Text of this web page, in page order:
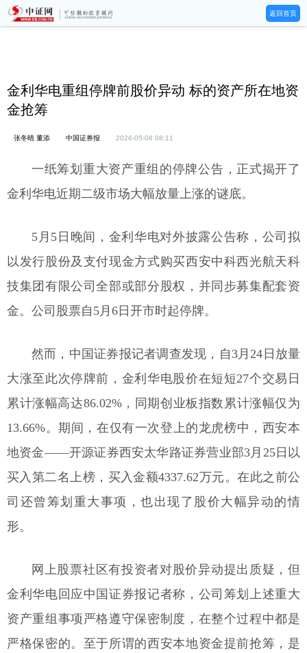
返回首页
金利华电重组停牌前股价异动 标的资产所在地资
金抢筹
张冬晴 董添 中国证券报 2026-05-08 08:11
一纸筹划重大资产重组的停牌公告，正式揭开了
金利华电近期二级市场大幅放量上涨的谜底。
5月5日晚间，金利华电对外披露公告称，公司拟
以发行股份及支付现金方式购买西安中科西光航天科
技集团有限公司全部或部分股权，并同步募集配套资
金。公司股票自5月6日开市时起停牌。
然而，中国证券报记者调查发现，自3月24日放量
大涨至此次停牌前，金利华电股价在短短27个交易日
累计涨幅高达86.02%，同期创业板指数累计涨幅仅为
13.66%。期间，在仅有一次登上的龙虎榜中，西安本
地资金——开源证券西安太华路证券营业部3月25日以
买入第二名上榜，买入金额4337.62万元。在此之前公
司还曾筹划重大事项，也出现了股价大幅异动的情
形。
网上股票社区有投资者对股价异动提出质疑，但
金利华电回应中国证券报记者称，公司筹划上述重大
资产重组事项严格遵守保密制度，在整个过程中都是
严格保密的。至于所谓的西安本地资金提前抢筹，是